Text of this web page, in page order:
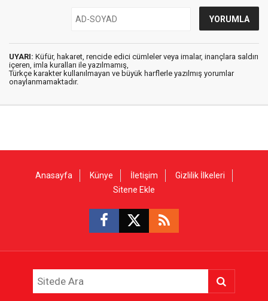
UYARI: Küfür, hakaret, rencide edici cümleler veya imalar, inançlara saldırı
içeren, imla kuralları ile yazılmamış,
Türkçe karakter kullanılmayan ve büyük harflerle yazılmış yorumlar
onaylanmamaktadır.
Anasayfa Künye İletişim
Gizlilik İlkeleri
Sitene Ekle